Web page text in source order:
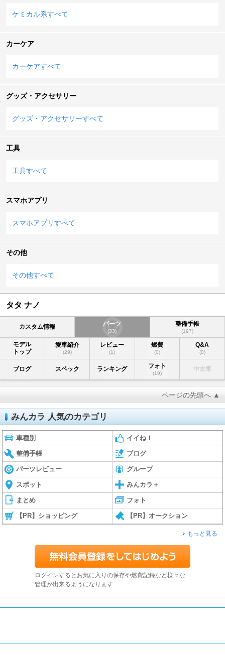
ケミカル系すべて
カーケア
カーケアすべて
グッズ・アクセサリー
グッズ・アクセサリーすべて
工具
工具すべて
スマホアプリ
スマホアプリすべて
その他
その他すべて
タタ ナノ
カスタム情報 パーツ
(33)
整備手帳
(197)
モデル
トップ
愛車紹介
(29)
レビュー
(1)
燃費
(0)
Q&A
(0)
ブログ スペック ランキング フォト
(19)
中古車
ページの先頭へ ▲
みんカラ 人気のカテゴリ
車種別 イイね！
整備手帳 ブログ
パーツレビュー グループ
スポット みんカラ＋
まとめ フォト
【PR】ショッピング 【PR】オークション
もっと見る
ログインするとお気に入りの保存や燃費記録など様々な
管理が出来るようになります